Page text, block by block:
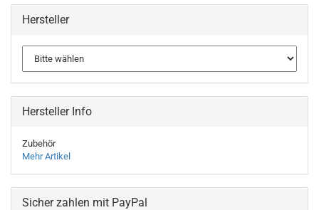
Hersteller
Hersteller Info
Zubehör
Mehr Artikel
Sicher zahlen mit PayPal